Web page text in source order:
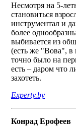
Несмотря на 5-
становиться
инструментал и
более
выбивается из
(есть же "Вова", в
точно было на
есть – даром что
захотеть.
Experty.by
Конрад Ерофеев